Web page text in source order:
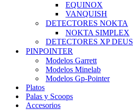
EQUINOX
VANQUISH
DETECTORES NOKTA
NOKTA SIMPLEX
DETECTORES XP DEUS
PINPOINTER
Modelos Garrett
Modelos Minelab
Modelos Gp-Pointer
Platos
Palas y Scoops
Accesorios